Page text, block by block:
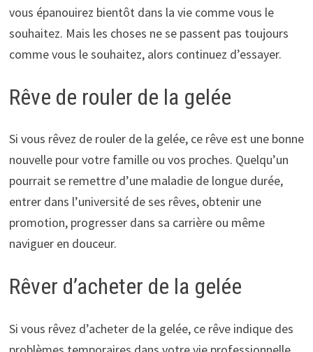
vous épanouirez bientôt dans la vie comme vous le
souhaitez. Mais les choses ne se passent pas toujours
comme vous le souhaitez, alors continuez d’essayer.
Rêve de rouler de la gelée
Si vous rêvez de rouler de la gelée, ce rêve est une bonne
nouvelle pour votre famille ou vos proches. Quelqu’un
pourrait se remettre d’une maladie de longue durée,
entrer dans l’université de ses rêves, obtenir une
promotion, progresser dans sa carrière ou même
naviguer en douceur.
Rêver d’acheter de la gelée
Si vous rêvez d’acheter de la gelée, ce rêve indique des